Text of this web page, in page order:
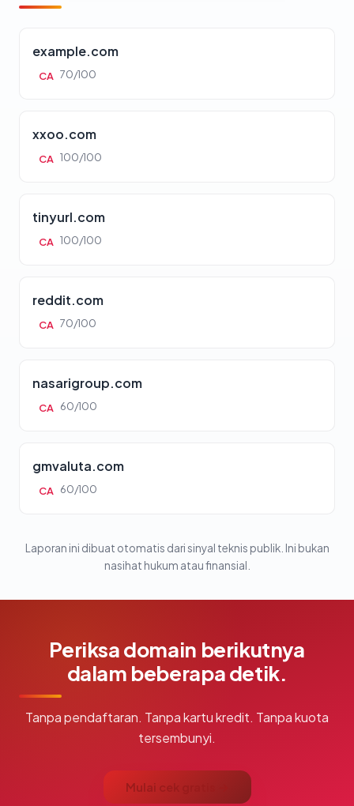
example.com
CA 70/100
xxoo.com
CA 100/100
tinyurl.com
CA 100/100
reddit.com
CA 70/100
nasarigroup.com
CA 60/100
gmvaluta.com
CA 60/100
Laporan ini dibuat otomatis dari sinyal teknis publik. Ini bukan
nasihat hukum atau finansial.
Periksa domain berikutnya
dalam beberapa detik.
Tanpa pendaftaran. Tanpa kartu kredit. Tanpa kuota
tersembunyi.
Mulai cek gratis →